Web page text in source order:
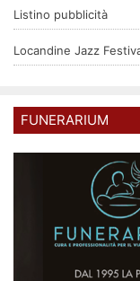
Listino pubblicità
Locandine Jazz
FUNERARIUM